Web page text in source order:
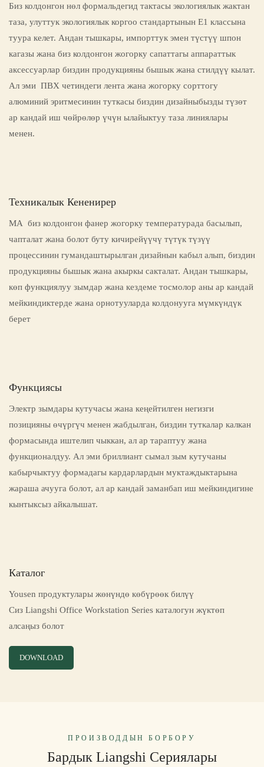
Биз колдонгон нөл формальдегид тактасы экологиялык жактан
таза, улуттук экологиялык коргоо стандартынын E1 классына
туура келет. Андан тышкары, импорттук эмен түстүү шпон
кагазы жана биз колдонгон жогорку сапаттагы аппараттык
аксессуарлар биздин продукцияны бышык жана стилдүү кылат.
Ал эми ПВХ четиндеги лента жана жогорку сорттогу
алюминий эритмесинин туткасы биздин дизайныбызды түзөт
ар кандай иш чөйрөлөр үчүн ылайыктуу таза линиялары
менен.
Техникалык Кененирер
МА биз колдонгон фанер жогорку температурада басылып,
чапталат жана болот буту кичирейүүчү түтүк түзүү
процессинин гумандаштырылган дизайнын кабыл алып, биздин
продукцияны бышык жана акыркы сакталат. Андан тышкары,
көп функциялуу зымдар жана кездеме тосмолор аны ар кандай
мейкиндиктерде жана орнотууларда колдонууга мүмкүндүк
берет
Функциясы
Электр зымдары кутучасы жана кеңейтилген негизги
позицияны өчүргүч менен жабдылган, биздин туткалар калкан
формасында иштелип чыккан, ал ар тараптуу жана
функционалдуу. Ал эми бриллиант сымал зым кутучаны
кабырчыктуу формадагы кардарлардын муктаждыктарына
жараша ачууга болот, ал ар кандай заманбап иш мейкиндигине
кынтыксыз айкалышат.
Каталог
Yousen продуктулары жөнүндө көбүрөөк билүү
Сиз Liangshi Office Workstation Series каталогун жүктөп
алсаңыз болот
DOWNLOAD
ПРОИЗВОДДЫН БОРБОРУ
Бардык Liangshi Сериялары